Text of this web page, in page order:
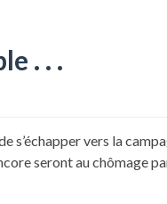
. . .
vers la
seront au chômage